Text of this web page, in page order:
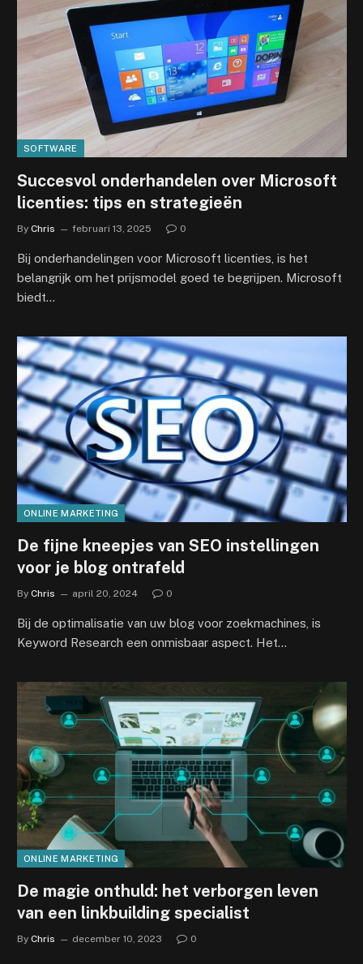
SOFTWARE
Succesvol onderhandelen over Microsoft
licenties: tips en strategieën
By Chris februari 13, 2025 0
Bij onderhandelingen voor Microsoft licenties, is het
belangrijk om het prijsmodel goed te begrijpen. Microsoft
biedt…
ONLINE MARKETING
De fijne kneepjes van SEO instellingen
voor je blog ontrafeld
By Chris april 20, 2024 0
Bij de optimalisatie van uw blog voor zoekmachines, is
Keyword Research een onmisbaar aspect. Het…
ONLINE MARKETING
De magie onthuld: het verborgen leven
van een linkbuilding specialist
By Chris december 10, 2023 0